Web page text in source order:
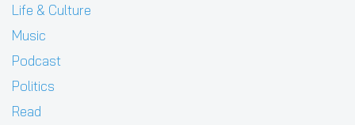
Life & Culture
Music
Podcast
Politics
Read